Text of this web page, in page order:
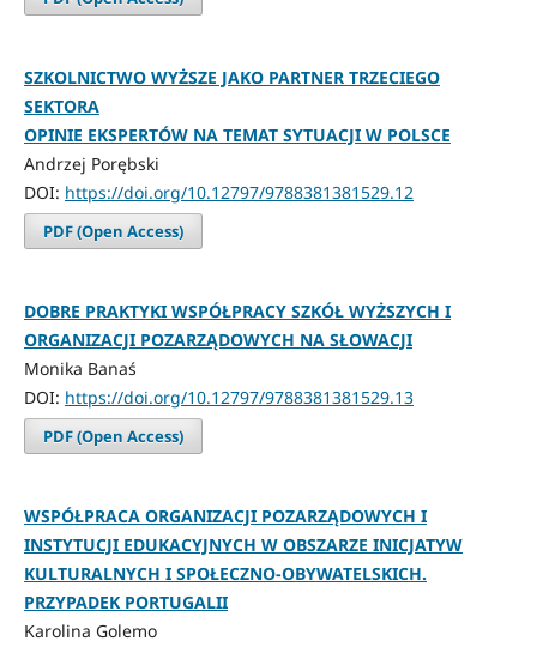
SZKOLNICTWO WYŻSZE JAKO PARTNER TRZECIEGO
SEKTORA
OPINIE EKSPERTÓW NA TEMAT SYTUACJI W POLSCE
Andrzej Porębski
DOI: https://doi.org/10.12797/9788381381529.12
PDF (Open Access)
DOBRE PRAKTYKI WSPÓŁPRACY SZKÓŁ WYŻSZYCH I
ORGANIZACJI POZARZĄDOWYCH NA SŁOWACJI
Monika Banaś
DOI: https://doi.org/10.12797/9788381381529.13
PDF (Open Access)
WSPÓŁPRACA ORGANIZACJI POZARZĄDOWYCH I
INSTYTUCJI EDUKACYJNYCH W OBSZARZE INICJATYW
KULTURALNYCH I SPOŁECZNO-OBYWATELSKICH.
PRZYPADEK PORTUGALII
Karolina Golemo